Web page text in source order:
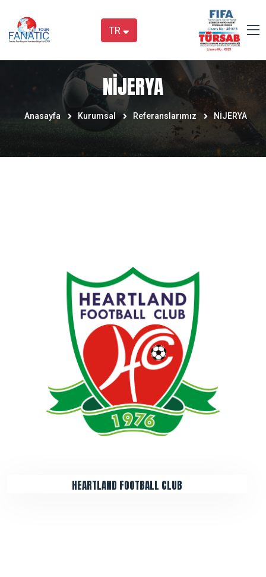
TR
NİJERYA
Anasayfa Kurumsal Referanslarımız NİJERYA
HEARTLAND FOOTBALL CLUB